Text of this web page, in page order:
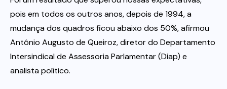
pois em todos os outros anos, depois de 1994, a
mudança dos quadros ficou abaixo dos 50%, afirmou
Antônio Augusto de Queiroz, diretor do Departamento
Intersindical de Assessoria Parlamentar (Diap) e
analista político.